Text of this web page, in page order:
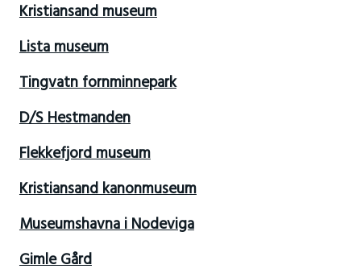
Kristiansand museum
Lista museum
Tingvatn fornminnepark
D/S Hestmanden
Flekkefjord museum
Kristiansand kanonmuseum
Museumshavna i Nodeviga
Gimle Gård